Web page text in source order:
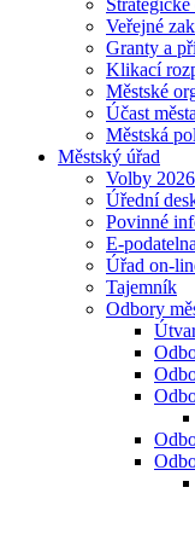
Veřejné
Granty a
Klikací
Městské
Účast
Městská
Městský úřad
Volby 2026
Úřední
Povinné
E-podatelna
Úřad on-
Tajemník
Odbory